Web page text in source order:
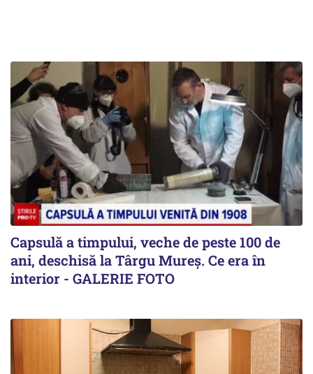
Capsulă a timpului, veche de peste 100 de
ani, deschisă la Târgu Mureș. Ce era în
interior - GALERIE FOTO